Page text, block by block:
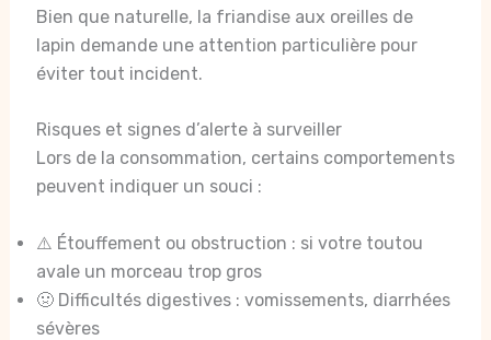
Bien que naturelle, la friandise aux oreilles de
lapin demande une attention particulière pour
éviter tout incident.
Risques et signes d’alerte à surveiller
Lors de la consommation, certains comportements
peuvent indiquer un souci :
⚠️ Étouffement ou obstruction : si votre toutou
avale un morceau trop gros
🤢 Difficultés digestives : vomissements, diarrhées
sévères